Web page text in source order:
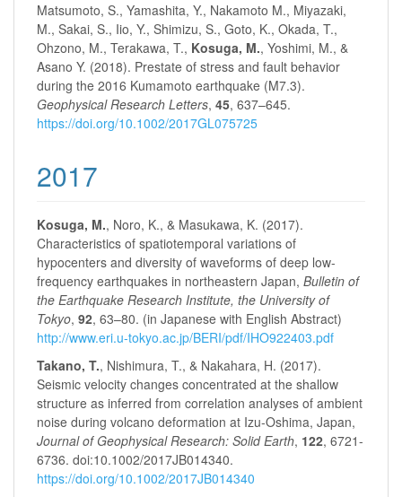
Matsumoto, S., Yamashita, Y., Nakamoto M., Miyazaki,
M., Sakai, S., Iio, Y., Shimizu, S., Goto, K., Okada, T.,
Ohzono, M., Terakawa, T., Kosuga, M., Yoshimi, M., &
Asano Y. (2018). Prestate of stress and fault behavior
during the 2016 Kumamoto earthquake (M7.3).
Geophysical Research Letters, 45, 637–645.
https://doi.org/10.1002/2017GL075725
2017
Kosuga, M., Noro, K., & Masukawa, K. (2017).
Characteristics of spatiotemporal variations of
hypocenters and diversity of waveforms of deep low-
frequency earthquakes in northeastern Japan, Bulletin of
the Earthquake Research Institute, the University of
Tokyo, 92, 63–80. (in Japanese with English Abstract)
http://www.eri.u-tokyo.ac.jp/BERI/pdf/IHO922403.pdf
Takano, T., Nishimura, T., & Nakahara, H. (2017).
Seismic velocity changes concentrated at the shallow
structure as inferred from correlation analyses of ambient
noise during volcano deformation at Izu‐Oshima, Japan,
Journal of Geophysical Research: Solid Earth, 122, 6721-
6736. doi:10.1002/2017JB014340.
https://doi.org/10.1002/2017JB014340